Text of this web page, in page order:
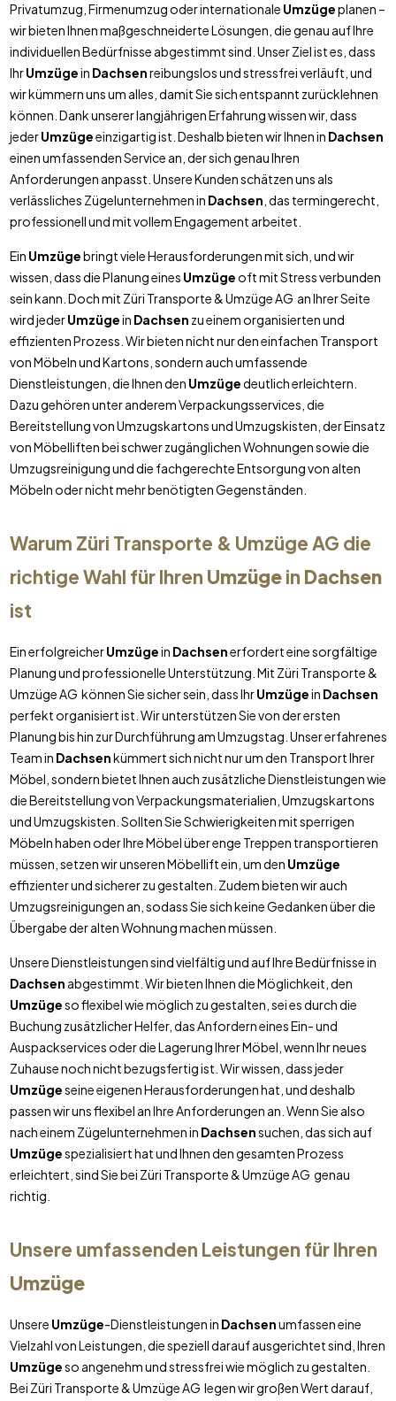
Privatumzug, Firmenumzug oder internationale Umzügeplanen –
wir bieten Ihnen maßgeschneiderte Lösungen, die genau auf Ihre
individuellen Bedürfnisse abgestimmt sind. Unser Ziel ist es, dass
IhrUmzügein Dachsenreibungslos und stressfrei verläuft, und
wir kümmern uns um alles, damit Sie sich entspannt zurücklehnen
können. Dank unserer langjährigen Erfahrung wissen wir, dass
jederUmzügeeinzigartig ist. Deshalb bieten wir Ihnen in Dachsen
einen umfassenden Service an, der sich genau Ihren
Anforderungen anpasst. Unsere Kunden schätzen uns als
verlässliches Zügelunternehmen in Dachsen , das termingerecht,
professionell und mit vollem Engagement arbeitet.
Ein Umzügebringt viele Herausforderungen mit sich, und wir
wissen, dass die Planung eines Umzügeoft mit Stress verbunden
sein kann. Doch mit Züri Transporte & Umzüge AG an Ihrer Seite
wird jederUmzügein Dachsen zu einem organisierten und
effizienten Prozess. Wir bieten nicht nur den einfachen Transport
von Möbeln und Kartons, sondern auch umfassende
Dienstleistungen, die Ihnen den Umzügedeutlich erleichtern.
Dazu gehören unter anderem Verpackungsservices, die
Bereitstellung von Umzugskartons und Umzugskisten, der Einsatz
von Möbelliften bei schwer zugänglichen Wohnungen sowie die
Umzugsreinigung und die fachgerechte Entsorgung von alten
Möbeln oder nicht mehr benötigten Gegenständen.
Warum Züri Transporte & Umzüge AG die
richtige Wahl für Ihren Umzügein Dachsen
ist
Ein erfolgreicherUmzügein Dachsenerfordert eine sorgfältige
Planung und professionelle Unterstützung. Mit Züri Transporte &
Umzüge AG können Sie sicher sein, dass IhrUmzügein Dachsen
perfekt organisiert ist. Wir unterstützen Sie von der ersten
Planung bis hin zur Durchführung am Umzugstag. Unser erfahrenes
Team in Dachsenkümmert sich nicht nur um den Transport Ihrer
Möbel, sondern bietet Ihnen auch zusätzliche Dienstleistungen wie
die Bereitstellung von Verpackungsmaterialien, Umzugskartons
und Umzugskisten. Sollten Sie Schwierigkeiten mit sperrigen
Möbeln haben oder Ihre Möbel über enge Treppen transportieren
müssen, setzen wir unseren Möbellift ein, um den Umzüge
effizienter und sicherer zu gestalten. Zudem bieten wir auch
Umzugsreinigungen an, sodass Sie sich keine Gedanken über die
Übergabe der alten Wohnung machen müssen.
Unsere Dienstleistungen sind vielfältig und auf Ihre Bedürfnisse in
Dachsen abgestimmt. Wir bieten Ihnen die Möglichkeit, den
Umzügeso flexibel wie möglich zu gestalten, sei es durch die
Buchung zusätzlicher Helfer, das Anfordern eines Ein- und
Auspackservices oder die Lagerung Ihrer Möbel, wenn Ihr neues
Zuhause noch nicht bezugsfertig ist. Wir wissen, dass jeder
Umzügeseine eigenen Herausforderungen hat, und deshalb
passen wir uns flexibel an Ihre Anforderungen an. Wenn Sie also
nach einem Zügelunternehmen in Dachsensuchen, das sich auf
Umzügespezialisiert hat und Ihnen den gesamten Prozess
erleichtert, sind Sie bei Züri Transporte & Umzüge AG genau
richtig.
Unsere umfassenden Leistungen für Ihren
Umzüge
Unsere Umzüge-Dienstleistungen in Dachsenumfassen eine
Vielzahl von Leistungen, die speziell darauf ausgerichtet sind, Ihren
Umzügeso angenehm und stressfrei wie möglich zu gestalten.
Bei Züri Transporte & Umzüge AG legen wir großen Wert darauf,